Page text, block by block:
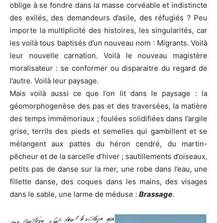
oblige à se fondre dans la masse corvéable et indistincte
des exilés, des demandeurs d’asile, des réfugiés ? Peu
importe la multiplicité des histoires, les singularités, car
les voilà tous baptisés d’un nouveau nom : Migrants. Voilà
leur nouvelle carnation. Voilà le nouveau magistère
moralisateur : se conformer ou disparaitre du regard de
l’autre. Voilà leur paysage.
Mais voilà aussi ce que l’on lit dans le paysage : la
géomorphogenèse des pas et des traversées, la matière
des temps immémoriaux ; foulées solidifiées dans l’argile
grise, terrils des pieds et semelles qui gambillent et se
mélangent aux pattes du héron cendré, du martin-
pêcheur et de la sarcelle d’hiver ; sautillements d’oiseaux,
petits pas de danse sur la mer, une robe dans l’eau, une
fillette danse, des coques dans les mains, des visages
dans le sable, une larme de méduse : Brassage.